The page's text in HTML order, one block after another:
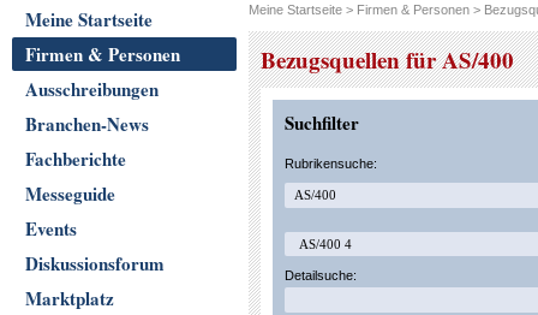
Meine Startseite
Firmen & Personen
Ausschreibungen
Branchen-News
Fachberichte
Messeguide
Events
Diskussionsforum
Marktplatz
Meine Startseite > Firmen & Personen >
Bezugsquellen für AS/400
Suchfilter
Rubrikensuche:
Detailsuche: